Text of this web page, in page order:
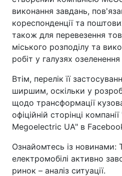
виконання завдань,
кореспонденції та
також для перевезення
міського розподілу та
робіт у галузях озеленення
Втім, перелік її
ширшим, оскільки у
щодо трансформації
офіційній сторінці
Megoelectric UA" в
Ознайомтесь із новинами:
електромобілі активно
ринок – аналіз ситуації.